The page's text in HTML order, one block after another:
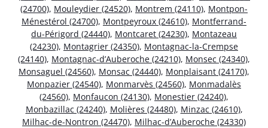
(24700), Mouleydier (24520), Montrem (24110), Montpon-
Ménestérol (24700), Montpeyroux (24610), Montferrand-
du-Périgord (24440), Montcaret (24230), Montazeau
(24230), Montagrier (24350), Montagnac-la-Crempse
(24140), Montagnac-d’Auberoche (24210), Monsec (24340),
Monsaguel (24560), Monsac (24440), Monplaisant (24170),
Monpazier (24540), Monmarvès (24560), Monmadalès
(24560), Monfaucon (24130), Monestier (24240),
Monbazillac (24240), Molières (24480), Minzac (24610),
Milhac-de-Nontron (24470), Milhac-d’Auberoche (24330)